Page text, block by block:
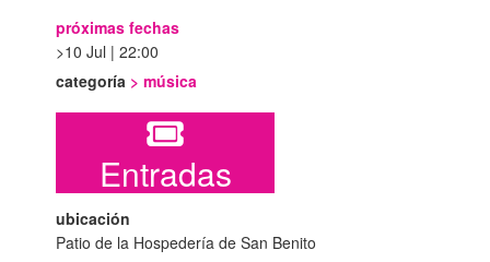
categoría >música
Entradas
próximas fechas
10 Jul | 22:00
ubicación
Patio de la Hospedería de San Benito